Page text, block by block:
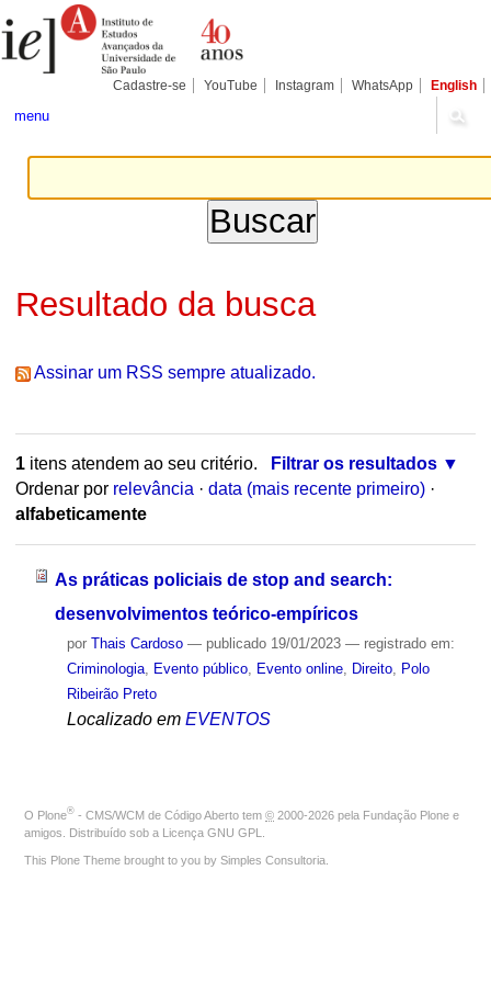
para
conteúdo.
Pessoais
Cadastre-se YouTube Instagram WhatsApp English
menu
Resultado da busca
Assinar um RSS sempre atualizado.
1itens atendem ao seu critério.
Filtrar os resultados
Ordenar por relevância · data (mais recente primeiro) ·
alfabeticamente
As práticas policiais de stop and search:
desenvolvimentos teórico-empíricos
por Thais Cardoso — publicado19/01/2023 — registrado em:
Criminologia, Evento público, Evento online, Direito,
Polo
Ribeirão Preto
Localizado em EVENTOS
O Plone® - CMS/WCM de Código Aberto tem © 2000-2026 pela Fundação Plone e
amigos. Distribuído sob a Licença GNU GPL
This Plone Theme brought to you by Simples Consultoria